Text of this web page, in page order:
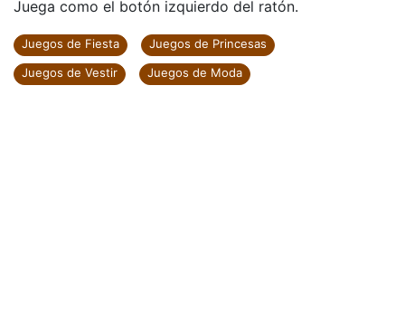
Juega como el botón izquierdo del ratón.
Juegos de Fiesta
Juegos de Princesas
Juegos de Vestir
Juegos de Moda